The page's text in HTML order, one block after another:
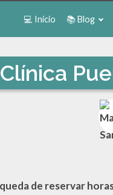
💻 Inicio 📚 Blog
Clínica
de reservar